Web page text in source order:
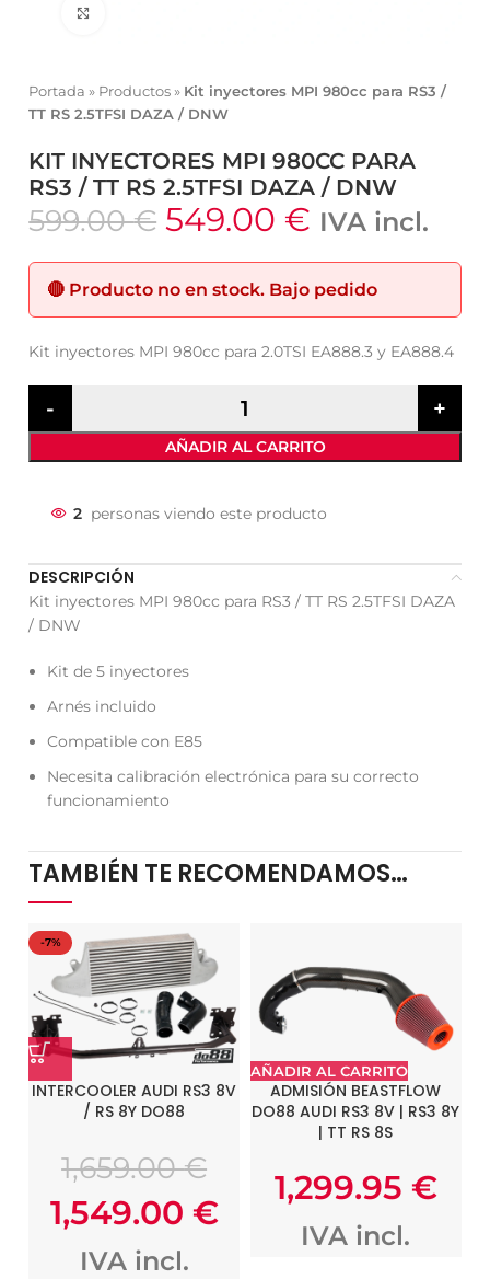
Portada » Productos » Kit inyectores MPI 980cc para RS3 /
TT RS 2.5TFSI DAZA / DNW
KIT INYECTORES MPI 980CC PARA
RS3 / TT RS 2.5TFSI DAZA / DNW
599.00€ 549.00€ IVA incl.
🔴 Producto no en stock. Bajo pedido
Kit inyectores MPI 980cc para 2.0TSI EA888.3 y EA888.4
AÑADIR AL CARRITO
2 personas viendo este producto
DESCRIPCIÓN
Kit inyectores MPI 980cc para RS3 / TT RS 2.5TFSI DAZA
/ DNW
Kit de 5 inyectores
Arnés incluido
Compatible con E85
Necesita calibración electrónica para su correcto
funcionamiento
TAMBIÉN TE RECOMENDAMOS…
-7%
INTERCOOLER AUDI RS3 8V
/ RS 8Y DO88
1,659.00€
1,549.00 €
IVA incl.
AÑADIR AL CARRITO
ADMISIÓN BEASTFLOW
DO88 AUDI RS3 8V | RS3 8Y
| TT RS 8S
1,299.95 €
IVA incl.